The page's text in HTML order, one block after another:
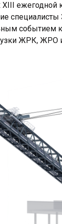
ежегодной
событием
ЖРК, ЖРО